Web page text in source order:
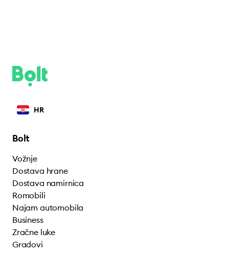
HR
Bolt
Vožnje
Dostava hrane
Dostava namirnica
Romobili
Najam automobila
Business
Zračne luke
Gradovi